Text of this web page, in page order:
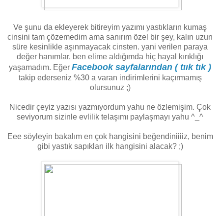
Ve şunu da ekleyerek bitireyim yazımı yastıkların kumaş
cinsini tam çözemedim ama sanırım özel bir şey, kalın uzun
süre kesinlikle aşınmayacak cinsten. yani verilen paraya
değer hanımlar, ben elime aldığımda hiç hayal kırıklığı
yaşamadım. Eğer Facebook sayfalarından ( tıık tık )
takip ederseniz %30 a varan indirimlerini kaçırmamış
olursunuz ;)
Nicedir çeyiz yazısı yazmıyordum yahu ne özlemişim. Çok
seviyorum sizinle evlilik telaşımı paylaşmayı yahu ^_^
Eee söyleyin bakalım en çok hangisini beğendiniiiiz, benim
gibi yastık sapıkları ilk hangisini alacak? ;)